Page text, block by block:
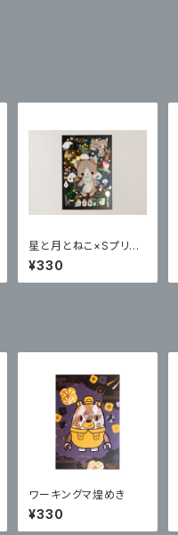
星と月とねこ×Sプリズ
ムポストカード
¥330
ワーキングマ煌めき
¥330